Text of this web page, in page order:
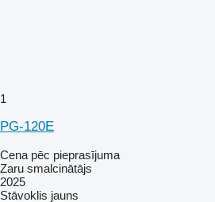
1
PG-120E
Cena pēc pieprasījuma
Zaru smalcinātājs
2025
Stāvoklis jauns